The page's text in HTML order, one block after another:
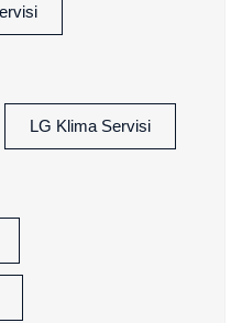
LG Klima Servisi